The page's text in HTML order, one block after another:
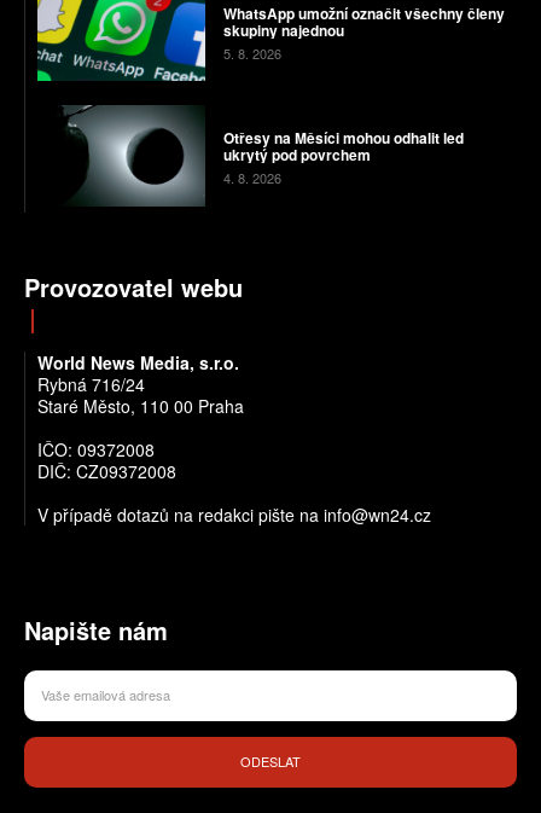
WhatsApp umožní označit všechny členy
skupiny najednou
5. 8. 2026
Otřesy na Měsíci mohou odhalit led
ukrytý pod povrchem
4. 8. 2026
Provozovatel webu
World News Media, s.r.o.
Rybná 716/24
Staré Město, 110 00 Praha
IČO: 09372008
DIČ: CZ09372008
V případě dotazů na redakci pište na info@wn24.cz
Napište nám
ODESLAT